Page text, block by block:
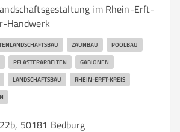
im Rhein-Erft-
Handwerk
ZAUNBAU POOLBAU
PFLASTERARBEITEN GABIONEN
LANDSCHAFTSBAU RHEIN-ERFT-KREIS
50181 Bedburg